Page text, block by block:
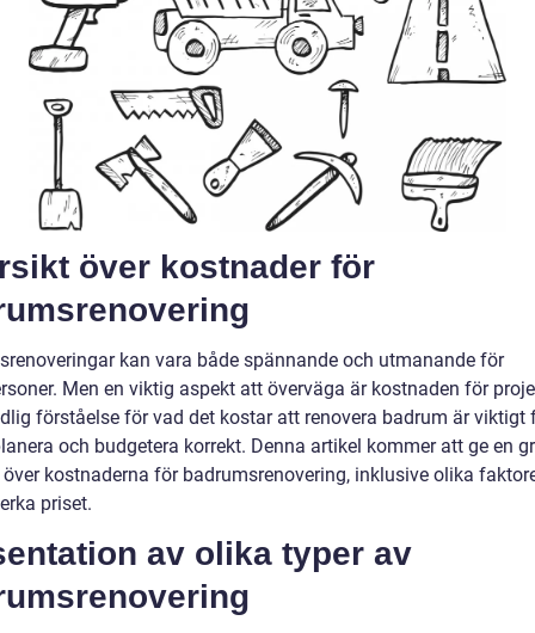
över kostnader för
kan vara både spännande och utmanande för
Men en viktig aspekt att överväga är kostnaden för
förståelse för vad det kostar att renovera badrum är viktigt
och budgetera korrekt. Denna artikel kommer att ge en
kostnaderna för badrumsrenovering, inklusive olika
priset.
av olika typer av